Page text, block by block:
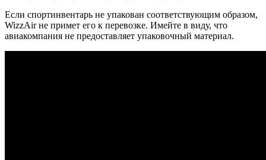
Если спортинвентарь не упакован соответствующим образом,
WizzAir не примет его к перевозке. Имейте в виду, что
авиакомпания не предоставляет упаковочный материал.